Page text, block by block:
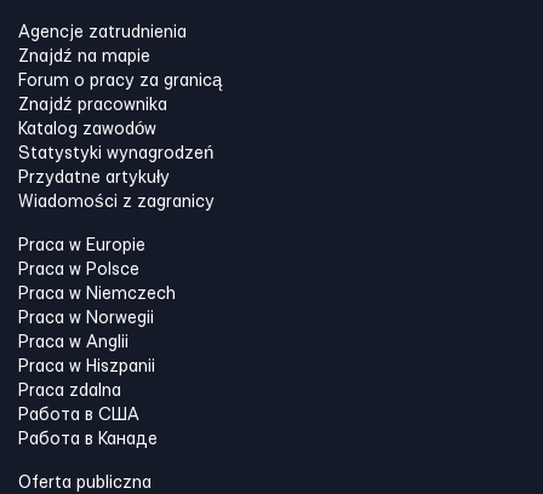
Agencje zatrudnienia
Znajdź na mapie
Forum o pracy za granicą
Znajdź pracownika
Katalog zawodów
Statystyki wynagrodzeń
Przydatne artykuły
Wiadomości z zagranicy
Praca w Europie
Praca w Polsce
Praca w Niemczech
Praca w Norwegii
Praca w Anglii
Praca w Hiszpanii
Praca zdalna
Работа в США
Работа в Канадe
Oferta publiczna